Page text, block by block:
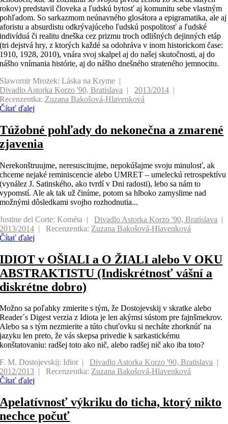
rokov) predstavil človeka a ľudskú bytosť aj komunitu sebe vlastným
pohľadom. So sarkazmom neúnavného glosátora a epigramatika, ale aj
aforistu a absurdistu odkrývajúceho ľudskú pospolitosť a ľudské
indivíduá či realitu dneška cez prizmu troch odlišných dejinných etáp
(tri dejstvá hry, z ktorých každé sa odohráva v inom historickom čase:
1910, 1928, 2010), vnára svoj skalpel aj do našej skutočnosti, aj do
nášho vnímania histórie, aj do nášho dnešného strateného jemnocitu.
Slawomir Mrożek: Láska na Kryme
Divadlo Astorka Korzo '90, Bratislava
2013/2014
Recenzentka: Zuzana Bakošová-Hlavenková
Čítať ďalej
Túžobné pohľady do nekonečna a zmarené
zjavenia
Nerekonštruujme, neresuscitujme, nepokúšajme svoju minulosť, ak
chceme nejaké reminiscencie alebo UMRET – umeleckú retrospektívu
(vynález J. Satinského, ako tvrdí v Dni radosti), lebo sa nám to
vypomstí. Ale ak tak už činíme, potom sa hlboko zamyslime nad
možnými dôsledkami svojho rozhodnutia...
Justine del Corte: Kométa
Divadlo Astorka Korzo '90, Bratislava
2013/2014
Recenzentka: Zuzana Bakošová-Hlavenková
Čítať ďalej
IDIOT v OŠIALI a O ŽIALI alebo V OKU
ABSTRAKTISTU (Indiskrétnosť vášní a
diskrétne dobro)
Možno sa poľahky zmierite s tým, že Dostojevskij v skratke alebo
Reader´s Digest verzia z Idiota je len akýmsi sústom pre fajnšmekrov.
Alebo sa s tým nezmierite a túto chuťovku si necháte zhorknúť na
jazyku len preto, že vás skepsa privedie k sarkastickému
konštatovaniu: radšej toto ako nič, alebo radšej nič ako iba toto?
F. M. Dostojevskij: Idiot
Divadlo Astorka Korzo '90, Bratislava
2012/2013
Recenzentka:Zuzana Bakošová-Hlavenková
Čítať ďalej
Apelatívnosť výkriku do ticha, ktorý nikto
nechce počuť